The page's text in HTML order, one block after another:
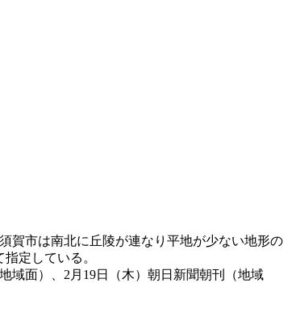
賀市は南北に丘陵が連なり平地が少ない地形の
定している。
域面）、2月19日（木）朝日新聞朝刊（地域